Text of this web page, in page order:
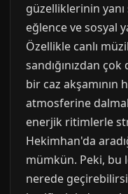
güzelliklerinin yanı
eğlence ve sosyal
Özellikle canlı
sandığınızdan
bir caz
atmosferine
enerjik ritimlerle
Hekimhan'da
mümkün. Peki, bu
nerede